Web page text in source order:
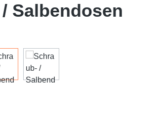
Salbendosen